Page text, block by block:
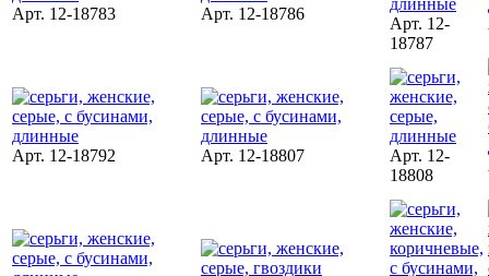
Арт. 12-18783 Арт. 12-18786
Арт. 12-
18787
Арт. 12-18792 Арт. 12-18807
Арт. 12-
18808